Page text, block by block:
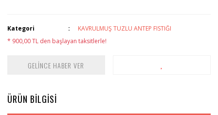
Kategori
KAVRULMUŞ TUZLU ANTEP FISTIĞI
* 900,00 TL den başlayan taksitlerle!
GELİNCE HABER VER
ÜRÜN BİLGİSİ